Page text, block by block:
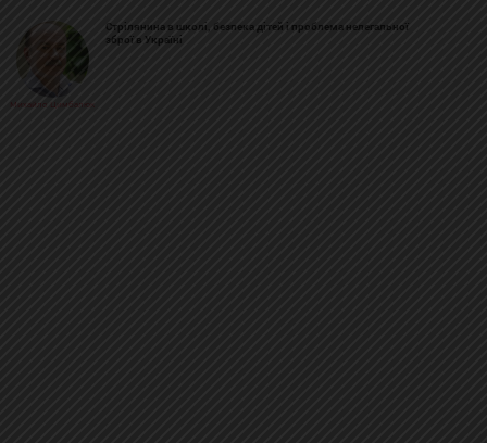
Михайло Цимбалюк
Стрілянина в школі, безпека дітей і проблема нелегальної
зброї в Україні